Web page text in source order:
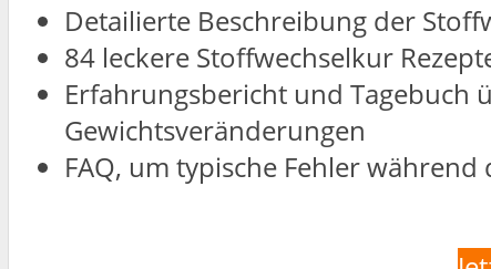
Detailierte Beschreibung der
84 leckere Stoffwechselkur
Erfahrungsbericht und Tagebuch
Gewichtsveränderungen
FAQ, um typische Fehler